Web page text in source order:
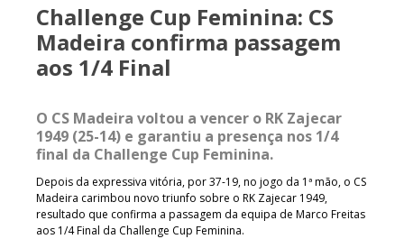
Challenge Cup Feminina: CS
Madeira confirma passagem
aos 1/4 Final
O CS Madeira voltou a vencer o RK Zajecar
1949 (25-14) e garantiu a presença nos 1/4
final da Challenge Cup Feminina.
Depois da expressiva vitória, por 37-19, no jogo da 1ª mão, o CS
Madeira carimbou novo triunfo sobre o RK Zajecar 1949,
resultado que confirma a passagem da equipa de Marco Freitas
aos 1/4 Final da Challenge Cup Feminina.